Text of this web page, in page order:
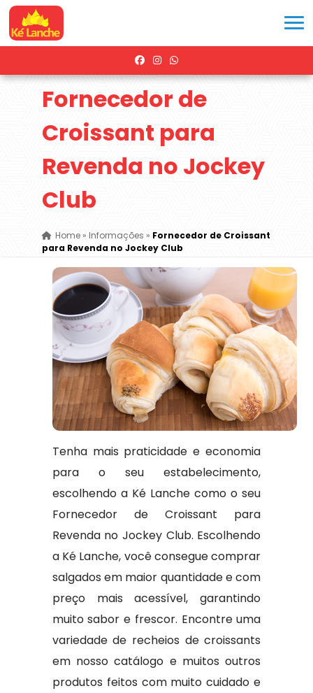
Fornecedor de
Croissant para
Revenda no Jockey
Club
Home» Informações » Fornecedor de Croissant
para Revenda no Jockey Club
Tenha mais praticidade e economia
para o seu estabelecimento,
escolhendo a Ké Lanche como o seu
Fornecedor de Croissant para
Revenda no Jockey Club. Escolhendo
a Ké Lanche, você consegue comprar
salgados em maior quantidade e com
preço mais acessível, garantindo
muito sabor e frescor. Encontre uma
variedade de recheios de croissants
em nosso catálogo e muitos outros
produtos feitos com muito cuidado e